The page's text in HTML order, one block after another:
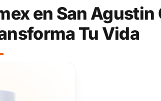
en San Agustin
Tu Vida